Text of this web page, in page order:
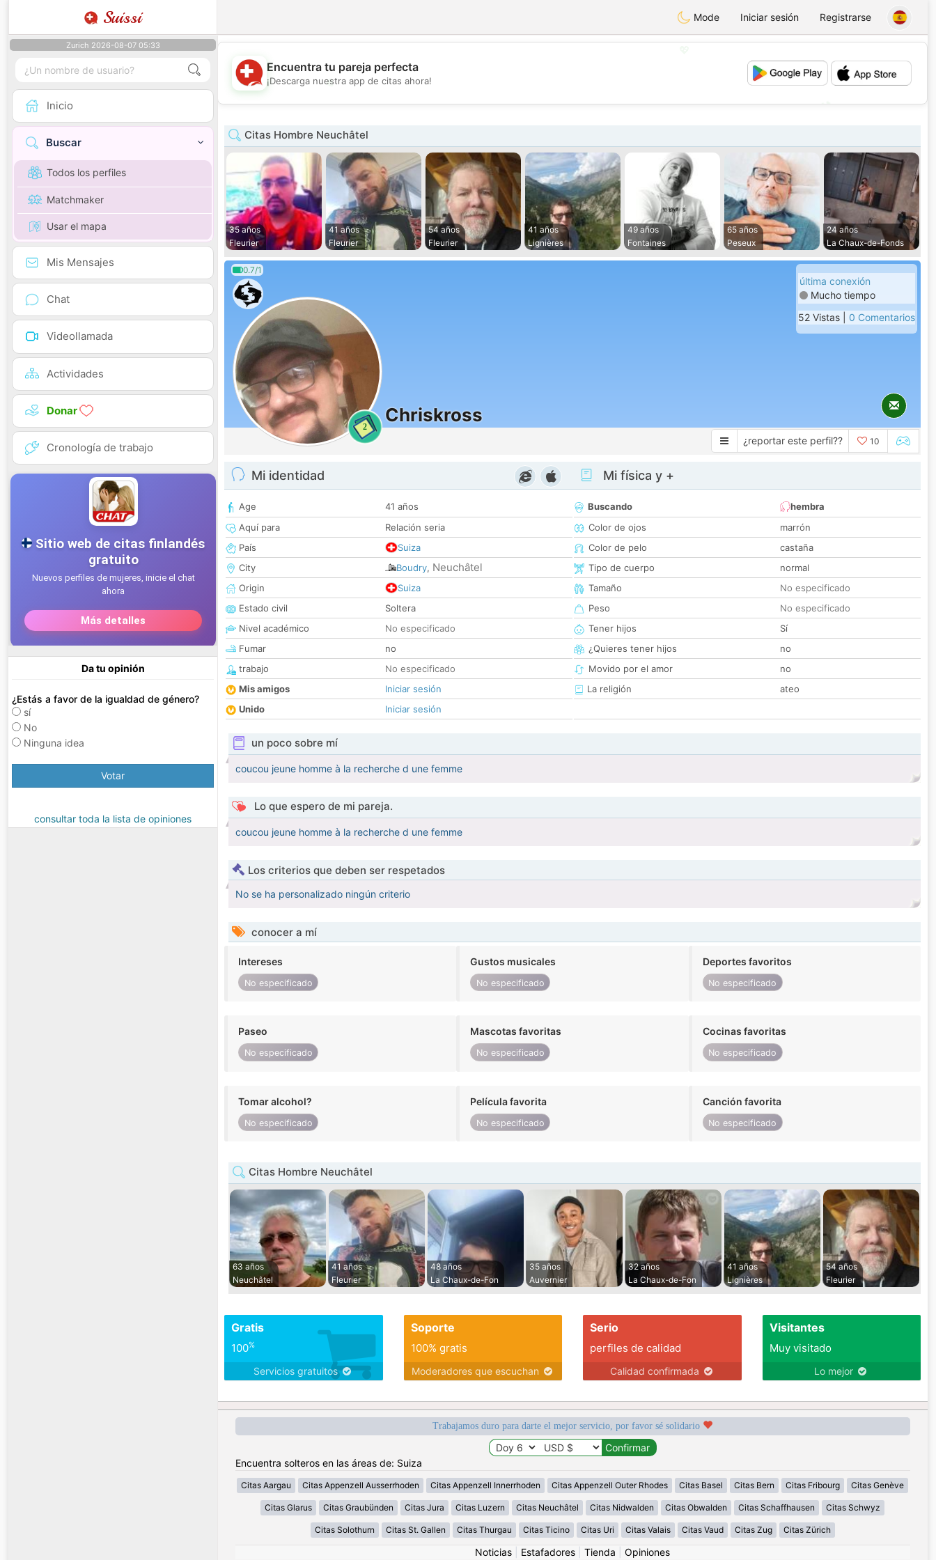
Suissi Mode Iniciar sesión Registrarse
Zurich 2026-08-07 05:33
Inicio
Buscar
Todos los perfiles
Matchmaker
Usar el mapa
Mis Mensajes
Chat
Videollamada
Actividades
Donar
Cronología de trabajo
Da tu opinión
¿Estás a favor de la igualdad de género?
sí
No
Ninguna idea
Votar
consultar toda la lista de opiniones
💖
💕
Encuentra tu pareja perfecta
¡Descarga nuestra app de citas ahora!
Citas Hombre Neuchâtel
35 años
Fleurier
41 años
Fleurier
54 años
Fleurier
41 años
Lignières
49 años
Fontaines
65 años
Peseux
24 años
La Chaux-de-Fonds
0.7/1
2
Chriskross
última conexión
Mucho tiempo
52 Vistas | 0 Comentarios
¿reportar este perfil?? 10
Mi identidad
Age
41 años
Aquí para
Relación seria
País
Suiza
City
Boudry, Neuchâtel
Origin
Suiza
Estado civil
Soltera
Nivel académico
No especificado
Fumar
no
trabajo
No especificado
Mis amigos
Iniciar sesión
Unido
Iniciar sesión
Mi física y +
Buscando
hembra
Color de ojos
marrón
Color de pelo
castaña
Tipo de cuerpo
normal
Tamaño
No especificado
Peso
No especificado
Tener hijos
Sí
¿Quieres tener hijos
no
Movido por el amor
no
La religión
ateo
un poco sobre mí
coucou jeune homme à la recherche d une femme
Lo que espero de mi pareja.
coucou jeune homme à la recherche d une femme
Los criterios que deben ser respetados
No se ha personalizado ningún criterio
conocer a mí
Intereses
No especificado
Gustos musicales
No especificado
Deportes favoritos
No especificado
Paseo
No especificado
Mascotas favoritas
No especificado
Cocinas favoritas
No especificado
Tomar alcohol?
No especificado
Película favorita
No especificado
Canción favorita
No especificado
Citas Hombre Neuchâtel
63 años
Neuchâtel
41 años
Fleurier
48 años
La Chaux-de-Fon
35 años
Auvernier
32 años
La Chaux-de-Fon
41 años
Lignières
54 años
Fleurier
Gratis
100%
Servicios gratuitos
Soporte
100% gratis
Moderadores que escuchan
Serio
perfiles de calidad
Calidad confirmada
Visitantes
Muy visitado
Lo mejor
Trabajamos duro para darte el mejor servicio, por favor sé solidario
Encuentra solteros en las áreas de: Suiza
Citas Aargau Citas Appenzell Ausserrhoden Citas Appenzell Innerrhoden Citas Appenzell Outer Rhodes Citas Basel Citas Bern Citas Fribourg Citas Genève
Citas Glarus Citas Graubünden Citas Jura Citas Luzern Citas Neuchâtel Citas Nidwalden Citas Obwalden Citas Schaffhausen Citas Schwyz
Citas Solothurn Citas St. Gallen Citas Thurgau Citas Ticino Citas Uri Citas Valais Citas Vaud Citas Zug Citas Zürich
Noticias Estafadores Tienda Opiniones